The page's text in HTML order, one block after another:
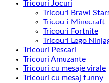
Tricouri Jocuri
Tricouri Brawl
Tricouri Minecraft
Tricouri Fortnite
Tricouri Lego
Tricouri Pescari
Tricouri Amuzante
Tricouri cu mesaje virale
Tricouri cu mesaj funny